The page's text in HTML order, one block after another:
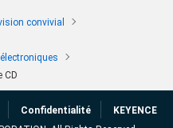
convivial
CD
Confidentialité
KEYENCE